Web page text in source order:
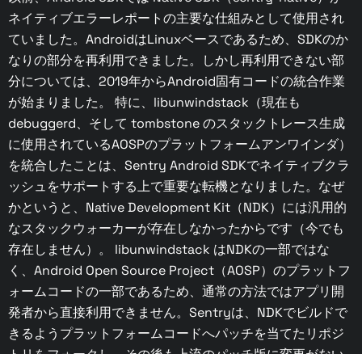
ネイティブエラーレポートの主要な仕組みとして使用され
ていました。AndroidはLinuxベースであるため、SDKのか
なりの部分を再利用できました。しかし再利用できない部
分については、2019年からAndroid固有コードの統合作業
が始まりました。 特に、libunwindstack（現在も
debuggerd、そして tombstone のスタックトレース生成
に使用されているAOSPのプラットフォームアンワインダ）
を統合したことは、Sentry Android SDKでネイティブクラ
ッシュをサポートする上で重要な転機となりました。なぜ
かというと、Native Development Kit（NDK）には汎用的
なスタックウォーカーが存在しなかったからです（今でも
存在しません）。 libunwindstack はNDKの一部ではな
く、Android Open Source Project（AOSP）のプラットフ
ォームコードの一部であるため、通常の方法ではアプリ開
発者から直接利用できません。Sentryは、NDKでビルドで
きるようプラットフォームコードへパッチを当てたリポジ